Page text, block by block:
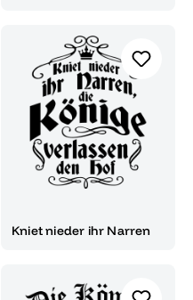
Kniet nieder ihr Narren